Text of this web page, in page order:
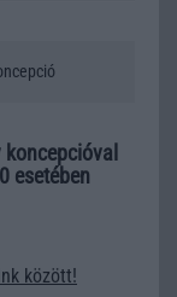
esetében
között!